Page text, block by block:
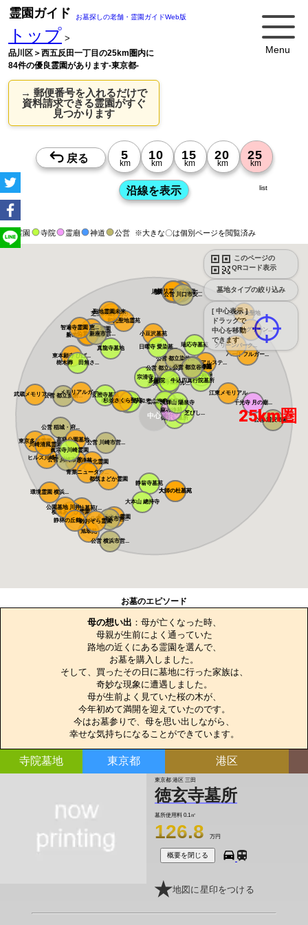
Menu
霊園ガイド お墓探しの老舗・霊園ガイドWeb版
トップ >
品川区＞西五反田一丁目の25km圏内に
84件の優良霊園があります-東京都-
→ 郵便番号を入れるだけで
資料請求できる霊園がすぐ
見つかります
霊園 寺院 霊廟 神道 公営 ※大きな〇は個別ページを閲覧済み
このページの
QRコード表示
墓地タイプの絞り込み
[ 中心表示 ]
ドラッグで
中心を移動
できます
list
メモリアルパー...
川口霊園 かわ...
サンク川口霊園
芝生の霊園あさ...
なごみの丘霊園
三郷中央聖地
川口中央霊園
ヒルズ川口
新の丘さくら浄...
やすらぎ聖地霊...
エバーグリーン...
源長寺墓地 ま...
川口霊園かわぐ...
メモリアルプレ...
公営 川口市安...
公営 新座市営...
和光聖地霊苑
智遍寺霊園 恵...
聖地霊園未来
千光寺 月の廟...
公営 浦安市墓...
感通寺
恵光メモリアル...
東本願寺
小豆沢墓苑
東本願寺 ひば...
東京多摩霊園
江東メモリアル
メモリアルステ...
ハートフルガー...
グリーンパーク...
宗清寺
浄見寺
瑞光寺
桜上水 みたま...
寛永寺谷中霊園
積徳寺墓所
徳玄寺墓所
玄照寺墓苑
真行院墓所
武蔵メモリアル...
正伝寺 芝びし...
寛永寺德川浄苑
築地本願寺 和...公営 都立青山...
公営 都立雑司...
公営 都立染井...
公営 都立多磨...
公営 都立谷中...
公営 稲城・府...
瑞応寺墓苑
多聞院 牛込四...
真龍寺墓地
メモリアルガー...
青山梅窓院墓苑
麻布浄苑
萬輝山 陽泉寺
日曜寺 愛染墓...
杉並さくら聖苑
樹木葬 田無さ...
横浜中央霊園
環境霊園 横浜...
都筑港北霊園
朝陽の杜墓苑(...
旭翠苑
横浜あさひ霊園
あざみ野浄苑
ヒルズ川崎聖地
川崎清風霊園
高級公園墓地 ...
公園墓地 川井...
大師の杜墓苑
静林の丘鶴ヶ峰...
大師の杜墓苑
静翁寺墓苑
公営 川崎市営...
公営 川崎市営...
公営 横浜市営...
公営 横浜市営...
青葉ニュータウ...
あおぞら霊園
都筑まどか霊園
大本山 總持寺
眞宗寺川崎霊園
中心 25km圏
お墓のエピソード
母の想い出 ：母が亡くなった時、
母親が生前によく通っていた
路地の近くにある霊園を選んで、
お墓を購入しました。
そして、買ったその日に墓地に行った家族は、
奇妙な現象に遭遇しました。
母が生前よく見ていた桜の木が、
今年初めて満開を迎えていたのです。
今はお墓参りで、母を思い出しながら、
幸せな気持ちになることができています。
寺院墓地 東京都 港区
東京都 港区 三田
徳玄寺墓所
墓所使用料 0.1㎡
126.8 万円
概要を閉じる
地図に星印をつける